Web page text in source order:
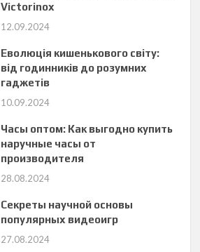
Victorinox
12.09.2024
Еволюція кишенькового світу:
від годинників до розумних
гаджетів
10.09.2024
Часы оптом: Как выгодно купить
наручные часы от
производителя
28.08.2024
Секреты научной основы
популярных видеоигр
27.08.2024